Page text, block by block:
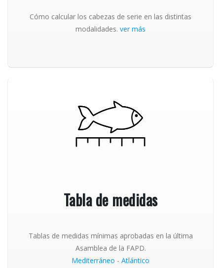
Cómo calcular los cabezas de serie en las distintas
modalidades. ver más
Tabla de medidas
Tablas de medidas mínimas aprobadas en la última
Asamblea de la FAPD.
Mediterráneo - Atlántico